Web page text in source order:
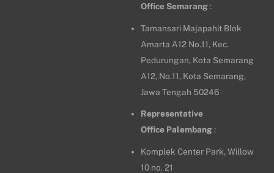
Office Semarang :
Tamansari Majapahit Blok
Amarta A12 No.11, Kec.
Pedurungan, Kota Semarang
A12, No.11, Kota Semarang,
Jawa Tengah 50246
Representative
Office Palembang :
Komplek Center Park, Willow
10 no. 21